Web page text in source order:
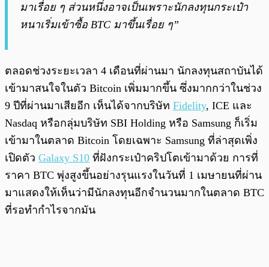
มาเรื่อย ๆ ส่วนหนึ่งอาจเป็นเพราะนักลงทุนกระเป๋า
หนาเริ่มเข้าซื้อ BTC มาขึ้นเรื่อย ๆ”
ตลอดช่วงระยะเวลา 4 เดือนที่ผ่านมา นักลงทุนสถาบันได้
เข้ามาสนใจในตัว Bitcoin เพิ่มมากขึ้น ซึ่งมากกว่าในช่วง
9 ปีที่ผ่านมาเสียอีก เห็นได้จากบริษัท Fidelity, ICE และ
Nasdaq หรือกลุ่มบริษัท SBI Holding หรือ Samsung ก็เริ่ม
เข้ามาในตลาด Bitcoin โดยเฉพาะ Samsung ที่ล่าสุดเพิ่ง
เปิดตัว Galaxy S10 ที่ฝังกระเป๋าคริปโตเข้ามาด้วย การที่
ราคา BTC พุ่งสูงขึ้นอย่างรุนแรงในวันที่ 1 เมษายนที่ผ่าน
มาแสดงให้เห็นว่ามีนักลงทุนอีกจำนวนมากในตลาด BTC
ที่รอทำกำไรจากมัน